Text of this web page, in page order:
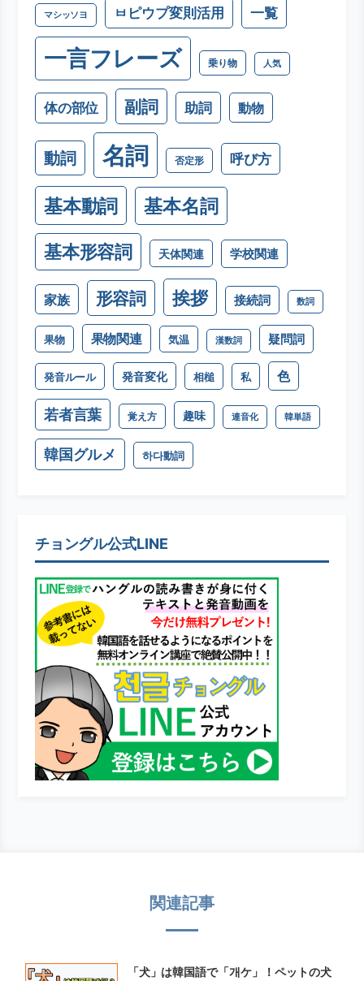
マシッソヨ ㅂピウプ変則活用 一覧
一言フレーズ 乗り物 人気
体の部位 副詞 助詞 動物
動詞 名詞 否定形 呼び方
基本動詞 基本名詞
基本形容詞 天体関連 学校関連
家族 形容詞 挨拶 接続詞 数詞
果物 果物関連 気温 漢数詞 疑問詞
発音ルール 発音変化 相槌 私 色
若者言葉 覚え方 趣味 連音化 韓単語
韓国グルメ 하다動詞
チョングル公式LINE
関連記事
「犬」は韓国語で「개ケ」！ペットの犬